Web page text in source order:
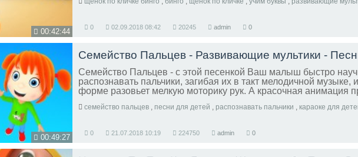
00:42:44 0 02.09.2018 08:42 20245 admin 0
00:49:27
Семейство Пальцев - с этой песенкой Ваш малыш быстро
распознавать пальчики, загибая их в такт мелодичной музыке,
форме разовьет мелкую моторику рук. А красочная анимация
семейство пальцев , песни для детей , распознавать пальчики , караоке для
0 21.07.2018 10:19 224750 admin 0